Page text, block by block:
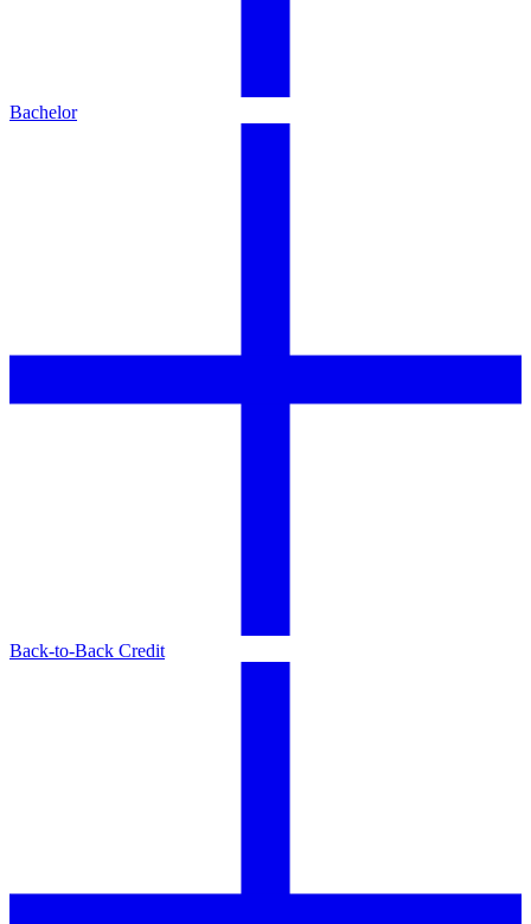
Bachelor
Back-to-Back Credit